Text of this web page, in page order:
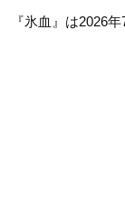
『氷血』は2026